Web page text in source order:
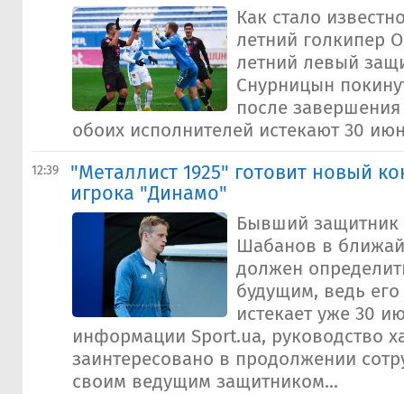
Как стало
летний голкипер
летний левый
Снурницын
после
обоих исполнителей истекают 30
12:39
"Металлист 1925" готовит новый
игрока "Динамо"
Бывший
Шабанов в
должен
будущим, ведь
истекает уже 30
информации Sport.ua, руководство
заинтересовано в продолжении
своим ведущим защитником...